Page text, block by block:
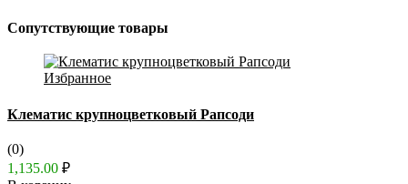
Сопутствующие товары
Избранное
Клематис крупноцветковый Рапсоди
(0)
1,135.00 ₽